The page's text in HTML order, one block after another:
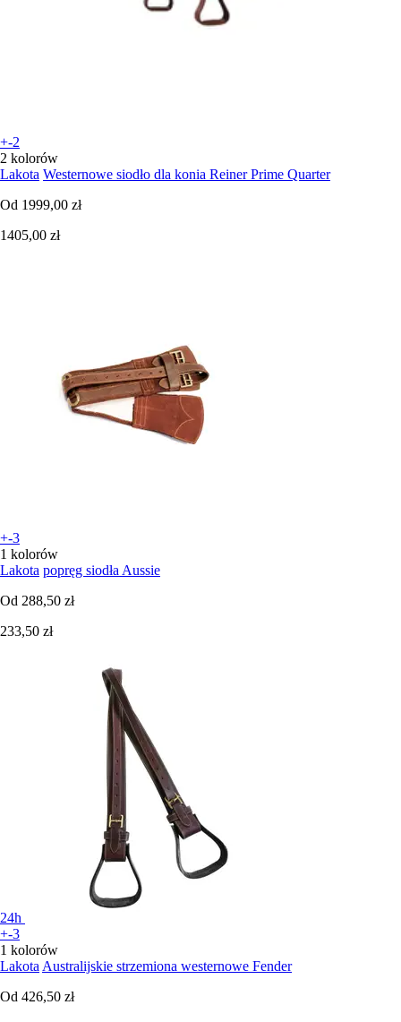
+-2
2 kolorów
Lakota Westernowe siodło dla konia Reiner Prime Quarter
Od 1999,00 zł
1405,00 zł
+-3
1 kolorów
Lakota popręg siodła Aussie
Od 288,50 zł
233,50 zł
24h
+-3
1 kolorów
Lakota Australijskie strzemiona westernowe Fender
Od 426,50 zł